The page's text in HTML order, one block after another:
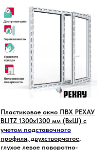
Пластиковое окно ПВХ РЕХАУ
BLITZ 1300х1300 мм (ВхШ) с
учетом подставочного
профиля, двухстворчатое,
глухое левое поворотно-